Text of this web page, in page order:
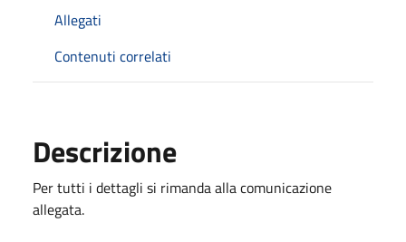
Allegati
Contenuti correlati
Descrizione
Per tutti i dettagli si rimanda alla comunicazione
allegata.